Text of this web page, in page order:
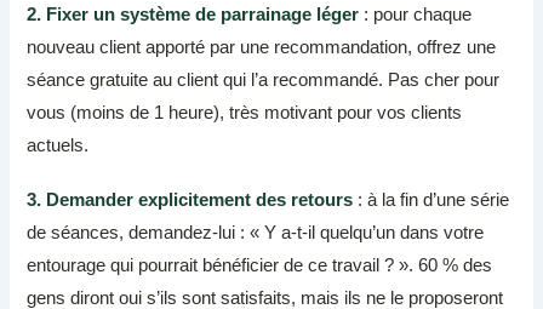
2. Fixer un système de parrainage léger : pour chaque
nouveau client apporté par une recommandation, offrez une
séance gratuite au client qui l’a recommandé. Pas cher pour
vous (moins de 1 heure), très motivant pour vos clients
actuels.
3. Demander explicitement des retours : à la fin d’une série
de séances, demandez-lui : « Y a-t-il quelqu’un dans votre
entourage qui pourrait bénéficier de ce travail ? ». 60 % des
gens diront oui s’ils sont satisfaits, mais ils ne le proposeront